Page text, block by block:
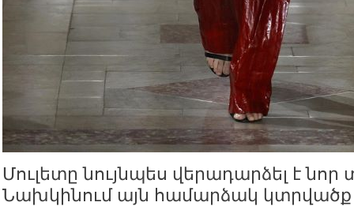
Մուլետը նույնպես վերադարձել է
Նախկինում այն համարձակ կտրվածք